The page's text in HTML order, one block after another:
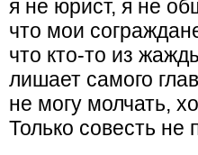
я не юрист, я не
что мои
что кто-то из
лишает самого
не могу молчать,
Только совесть не